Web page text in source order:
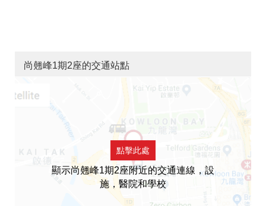
尚翹峰1期2座的交通站點
點擊此處
顯示尚翹峰1期2座附近的交通連線，設
施，醫院和學校